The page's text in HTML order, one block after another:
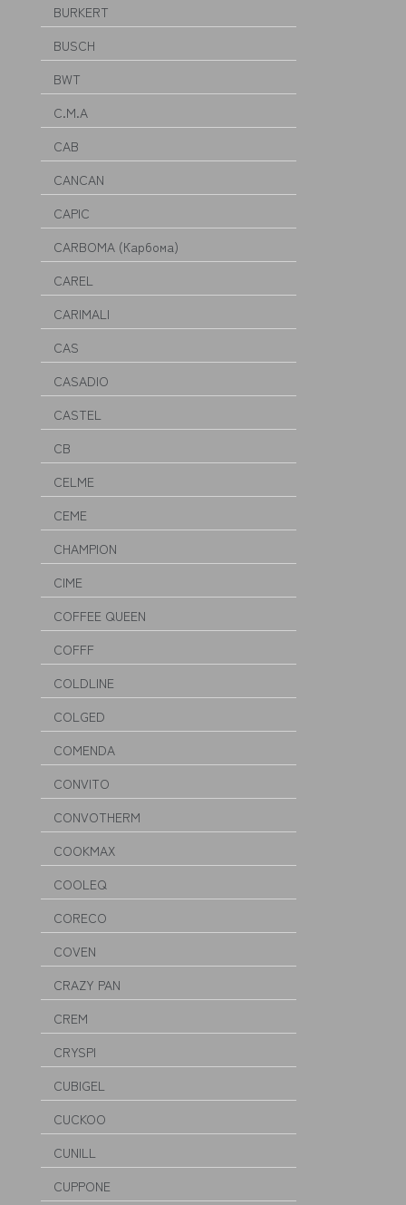
BURKERT
BUSCH
BWT
C.M.A
CAB
CANCAN
CAPIC
CARBOMA (Карбома)
CAREL
CARIMALI
CAS
CASADIO
CASTEL
CB
CELME
CEME
CHAMPION
CIME
COFFEE QUEEN
COFFF
COLDLINE
COLGED
COMENDA
CONVITO
CONVOTHERM
COOKMAX
COOLEQ
CORECO
COVEN
CRAZY PAN
CREM
CRYSPI
CUBIGEL
CUCKOO
CUNILL
CUPPONE